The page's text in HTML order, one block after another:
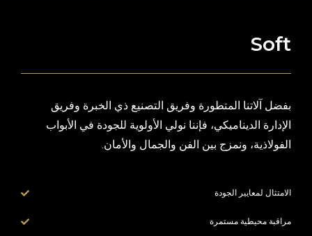
Soft
بفضل آلاتنا المتطورة وفريق التصنيع ذي الخبرة وفريق
الإدارة الديناميكي، فإننا نولي الأولوية للجودة في الأبواب
الفولاذية، ونمزج بين الفن والجمال والأمان.
الامتثال لمعايير الجودة
مراقبة محيطية مستمرة